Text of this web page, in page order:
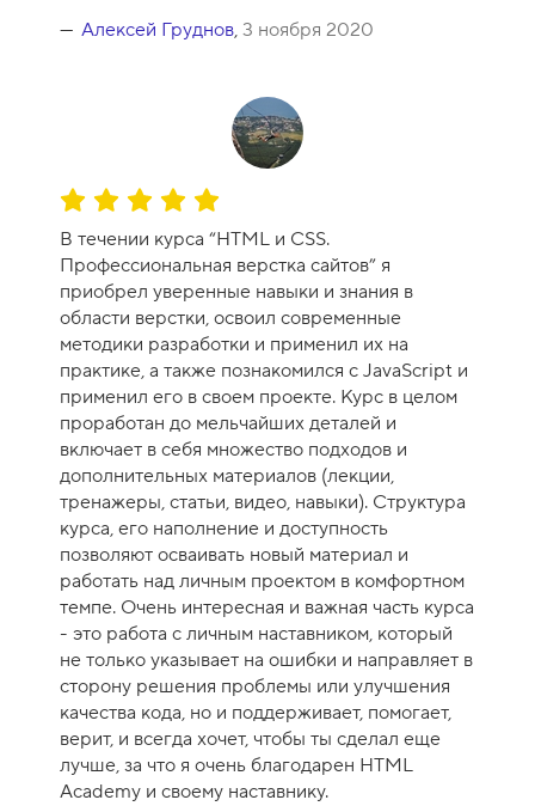
Алексей Груднов, 3 ноября 2020
О
ц
е
н
к
а
к
у
р
с
а
-
1
0
В течении курса “HTML и CSS.
Профессиональная верстка сайтов” я
приобрел уверенные навыки и знания в
области верстки, освоил современные
методики разработки и применил их на
практике, а также познакомился с JavaScript и
применил его в своем проекте. Курс в целом
проработан до мельчайших деталей и
включает в себя множество подходов и
дополнительных материалов (лекции,
тренажеры, статьи, видео, навыки). Структура
курса, его наполнение и доступность
позволяют осваивать новый материал и
работать над личным проектом в комфортном
темпе. Очень интересная и важная часть курса
- это работа с личным наставником, который
не только указывает на ошибки и направляет в
сторону решения проблемы или улучшения
качества кода, но и поддерживает, помогает,
верит, и всегда хочет, чтобы ты сделал еще
лучше, за что я очень благодарен HTML
Academy и своему наставнику.